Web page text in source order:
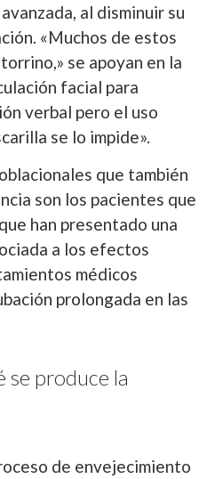
al disminuir su
«Muchos de estos
se apoyan en la
facial para
verbal pero el uso
se lo impide».
que también
son los pacientes que
han presentado una
a los efectos
médicos
prolongada en las
se produce la
de envejecimiento